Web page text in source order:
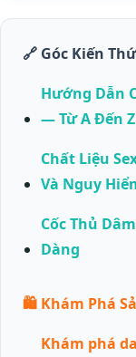
🔗 Góc Kiến
Hướng Dẫn
— Từ A Đến Z
Chất Liệu
Và Nguy
Cốc Thủ
Dàng
🛍️ Khám Phá
Khám phá